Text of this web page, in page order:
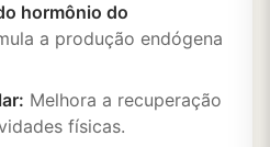
hormônio do
a produção endógena
Melhora a recuperação
físicas.